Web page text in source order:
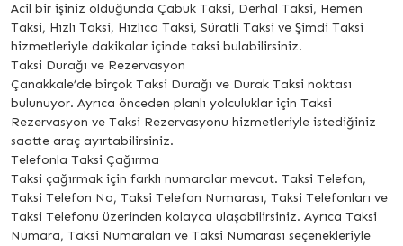
Acil bir işiniz olduğunda Çabuk Taksi, Derhal Taksi, Hemen
Taksi, Hızlı Taksi, Hızlıca Taksi, Süratli Taksi ve Şimdi Taksi
hizmetleriyle dakikalar içinde taksi bulabilirsiniz.
Taksi Durağı ve Rezervasyon
Çanakkale’de birçok Taksi Durağı ve Durak Taksi noktası
bulunuyor. Ayrıca önceden planlı yolculuklar için Taksi
Rezervasyon ve Taksi Rezervasyonu hizmetleriyle istediğiniz
saatte araç ayırtabilirsiniz.
Telefonla Taksi Çağırma
Taksi çağırmak için farklı numaralar mevcut. Taksi Telefon,
Taksi Telefon No, Taksi Telefon Numarası, Taksi Telefonları ve
Taksi Telefonu üzerinden kolayca ulaşabilirsiniz. Ayrıca Taksi
Numara, Taksi Numaraları ve Taksi Numarası seçenekleriyle